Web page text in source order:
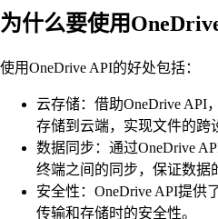
为什么要使用
使用OneDrive API的好处包括：
云存储：借助OneDrive API
存储到云端，实现文件的跨
数据同步：通过OneDrive
终端之间的同步，保证数据
安全性：OneDrive API提供
传输和存储时的安全性。